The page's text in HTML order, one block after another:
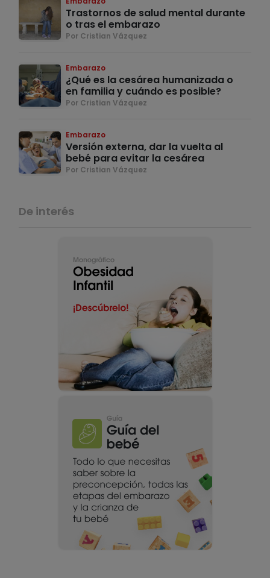
Trastornos de salud mental durante
o tras el embarazo
Por Cristian Vázquez
Embarazo
¿Qué es la cesárea humanizada o
en familia y cuándo es posible?
Por Cristian Vázquez
Embarazo
Versión externa, dar la vuelta al
bebé para evitar la cesárea
Por Cristian Vázquez
De interés